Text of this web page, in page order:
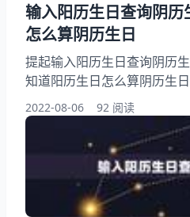
输入阳历生日查询阴历
怎么算阴历生日
提起输入阳历生日查询阴历
知道阳历生日怎么算阴历生
用手机查询自己的阴历生日
实阳历生日转换阴历生日？
生日怎么算阴历生日，希望
历生日查询阴历生日 1、知
在万年历上查对应的阴历生
机查询自己的阴历生日 选择
2022-08-06 92 阅读